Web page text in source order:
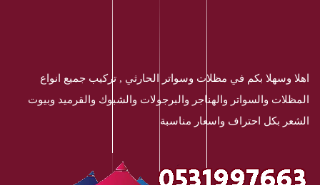
اهلا وسهلا بكم في مظلات وسواتر الحارثي , تركيب جميع انواع
المظلات والسواتر والهناجر والبرجولات والشبوك والقرميد وبيوت
الشعر بكل احتراف واسعار مناسبة